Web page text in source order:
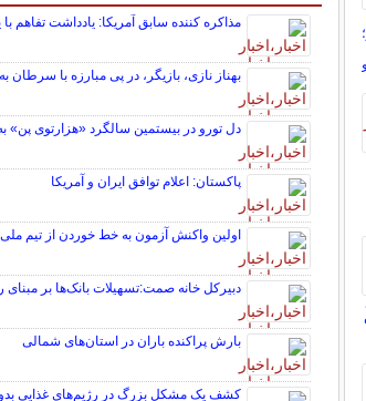
مذاکره کننده سابق آمریکا: یادداشت تفاهم
بهناز نازی، بازیگر، در پی مبارزه با
دل تورو در بیستمین سالگرد «هزارتوی پن»
پاکستان: اعلام توافق ایران و آمریکا
اولین واکنش آزمون به خط خوردن از تیم
دبیرکل خانه صمت:تسهیلات بانک‌ها بر
بارش پراکنده باران در استان‌های شمالی
کشف یک مشکل بزرگ در رژیم‌های غذایی